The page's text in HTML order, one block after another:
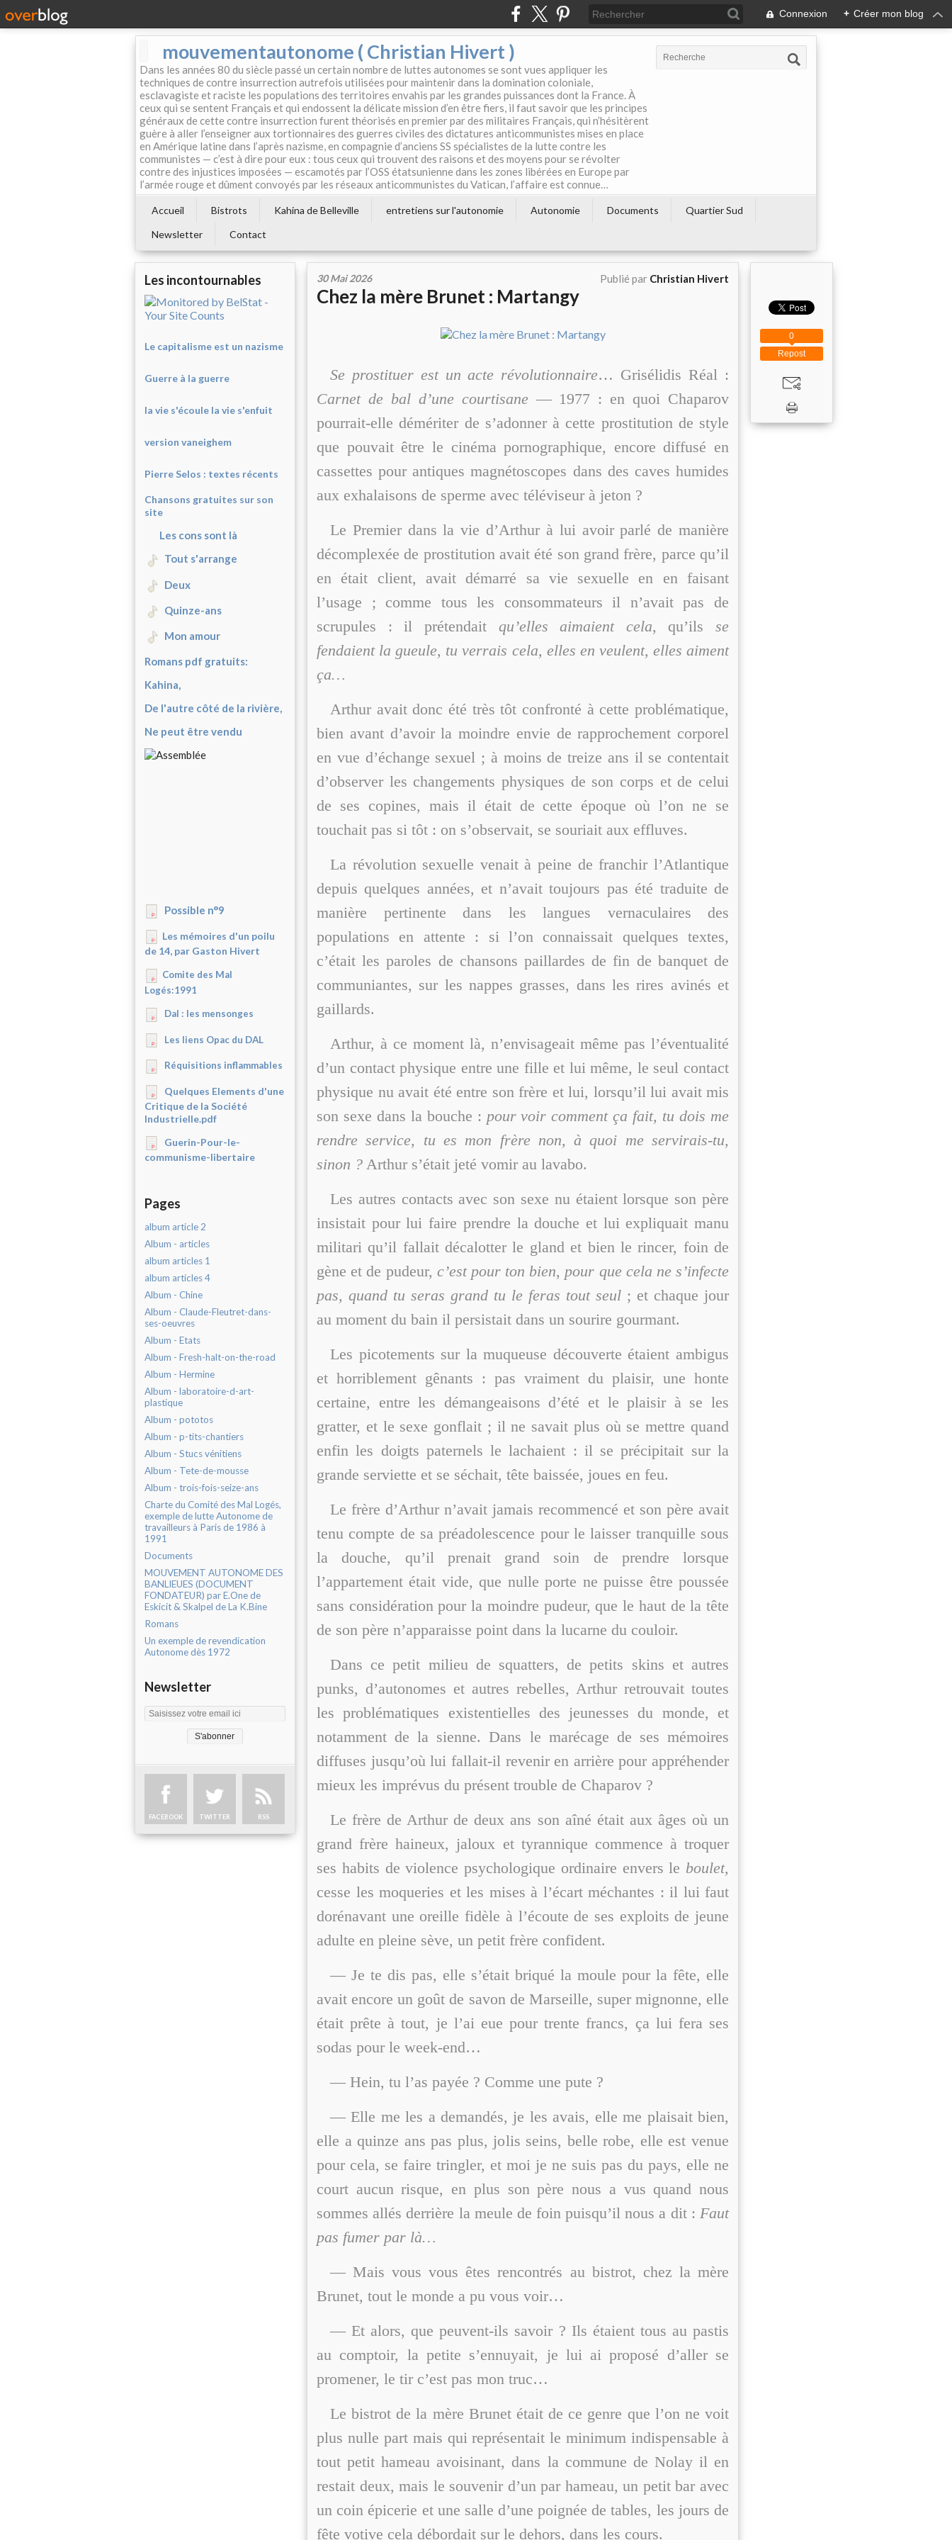
Connexion + Créer mon blog
mouvementautonome ( Christian Hivert )
Dans les années 80 du siècle passé un certain nombre de luttes autonomes se sont vues appliquer les
techniques de contre insurrection autrefois utilisées pour maintenir dans la domination coloniale,
esclavagiste et raciste les populations des territoires envahis par les grandes puissances dont la France. À
ceux qui se sentent Français et qui endossent la délicate mission d’en être fiers, il faut savoir que les principes
généraux de cette contre insurrection furent théorisés en premier par des militaires Français, qui n’hésitèrent
guère à aller l’enseigner aux tortionnaires des guerres civiles des dictatures anticommunistes mises en place
en Amérique latine dans l’après nazisme, en compagnie d’anciens SS spécialistes de la lutte contre les
communistes — c’est à dire pour eux : tous ceux qui trouvent des raisons et des moyens pour se révolter
contre des injustices imposées — escamotés par l’OSS étatsunienne dans les zones libérées en Europe par
l’armée rouge et dûment convoyés par les réseaux anticommunistes du Vatican, l’affaire est connue…
Accueil Bistrots Kahina de Belleville entretiens sur l'autonomie Autonomie Documents
Quartier Sud
Newsletter
Contact
Les incontournables
Le capitalisme est un nazisme
Guerre à la guerre
la vie s'écoule la vie s'enfuit
version vaneighem
Pierre Selos : textes récents
Chansons gratuites sur son
site
Les cons sont là
Tout s'arrange
Deux
Quinze-ans
Mon amour
Romans pdf gratuits:
Kahina,
De l'autre côté de la rivière,
Ne peut être vendu
Possible n°9
Les mémoires d'un poilu
de 14, par Gaston Hivert
Comite des Mal
Logés:1991
Dal : les mensonges
Les liens Opac du DAL
Réquisitions inflammables
Quelques Elements d'une
Critique de la Société
Industrielle.pdf
Guerin-Pour-le-
communisme-libertaire
Pages
album article 2
Album - articles
album articles 1
album articles 4
Album - Chine
Album - Claude-Fleutret-dans-
ses-oeuvres
Album - Etats
Album - Fresh-halt-on-the-road
Album - Hermine
Album - laboratoire-d-art-
plastique
Album - pototos
Album - p-tits-chantiers
Album - Stucs vénitiens
Album - Tete-de-mousse
Album - trois-fois-seize-ans
Charte du Comité des Mal Logés,
exemple de lutte Autonome de
travailleurs à Paris de 1986 à
1991
Documents
MOUVEMENT AUTONOME DES
BANLIEUES (DOCUMENT
FONDATEUR) par E.One de
Eskicit & Skalpel de La K.Bine
Romans
Un exemple de revendication
Autonome dès 1972
Newsletter
FACEBOOK TWITTER RSS
30 Mai 2026 Publié par Christian Hivert
Chez la mère Brunet : Martangy
Se prostituer est un acte révolutionnaire… Grisélidis Réal :
Carnet de bal d’une courtisane — 1977 : en quoi Chaparov
pourrait-elle démériter de s’adonner à cette prostitution de style
que pouvait être le cinéma pornographique, encore diffusé en
cassettes pour antiques magnétoscopes dans des caves humides
aux exhalaisons de sperme avec téléviseur à jeton ?
Le Premier dans la vie d’Arthur à lui avoir parlé de manière
décomplexée de prostitution avait été son grand frère, parce qu’il
en était client, avait démarré sa vie sexuelle en en faisant
l’usage ; comme tous les consommateurs il n’avait pas de
scrupules : il prétendait qu’elles aimaient cela, qu’ils se
fendaient la gueule, tu verrais cela, elles en veulent, elles aiment
ça…
Arthur avait donc été très tôt confronté à cette problématique,
bien avant d’avoir la moindre envie de rapprochement corporel
en vue d’échange sexuel ; à moins de treize ans il se contentait
d’observer les changements physiques de son corps et de celui
de ses copines, mais il était de cette époque où l’on ne se
touchait pas si tôt : on s’observait, se souriait aux effluves.
La révolution sexuelle venait à peine de franchir l’Atlantique
depuis quelques années, et n’avait toujours pas été traduite de
manière pertinente dans les langues vernaculaires des
populations en attente : si l’on connaissait quelques textes,
c’était les paroles de chansons paillardes de fin de banquet de
communiantes, sur les nappes grasses, dans les rires avinés et
gaillards.
Arthur, à ce moment là, n’envisageait même pas l’éventualité
d’un contact physique entre une fille et lui même, le seul contact
physique nu avait été entre son frère et lui, lorsqu’il lui avait mis
son sexe dans la bouche : pour voir comment ça fait, tu dois me
rendre service, tu es mon frère non, à quoi me servirais-tu,
sinon ? Arthur s’était jeté vomir au lavabo.
Les autres contacts avec son sexe nu étaient lorsque son père
insistait pour lui faire prendre la douche et lui expliquait manu
militari qu’il fallait décalotter le gland et bien le rincer, foin de
gène et de pudeur, c’est pour ton bien, pour que cela ne s’infecte
pas, quand tu seras grand tu le feras tout seul ; et chaque jour
au moment du bain il persistait dans un sourire gourmant.
Les picotements sur la muqueuse découverte étaient ambigus
et horriblement gênants : pas vraiment du plaisir, une honte
certaine, entre les démangeaisons d’été et le plaisir à se les
gratter, et le sexe gonflait ; il ne savait plus où se mettre quand
enfin les doigts paternels le lachaient : il se précipitait sur la
grande serviette et se séchait, tête baissée, joues en feu.
Le frère d’Arthur n’avait jamais recommencé et son père avait
tenu compte de sa préadolescence pour le laisser tranquille sous
la douche, qu’il prenait grand soin de prendre lorsque
l’appartement était vide, que nulle porte ne puisse être poussée
sans considération pour la moindre pudeur, que le haut de la tête
de son père n’apparaisse point dans la lucarne du couloir.
Dans ce petit milieu de squatters, de petits skins et autres
punks, d’autonomes et autres rebelles, Arthur retrouvait toutes
les problématiques existentielles des jeunesses du monde, et
notamment de la sienne. Dans le marécage de ses mémoires
diffuses jusqu’où lui fallait-il revenir en arrière pour appréhender
mieux les imprévus du présent trouble de Chaparov ?
Le frère de Arthur de deux ans son aîné était aux âges où un
grand frère haineux, jaloux et tyrannique commence à troquer
ses habits de violence psychologique ordinaire envers le boulet,
cesse les moqueries et les mises à l’écart méchantes : il lui faut
dorénavant une oreille fidèle à l’écoute de ses exploits de jeune
adulte en pleine sève, un petit frère confident.
— Je te dis pas, elle s’était briqué la moule pour la fête, elle
avait encore un goût de savon de Marseille, super mignonne, elle
était prête à tout, je l’ai eue pour trente francs, ça lui fera ses
sodas pour le week-end…
— Hein, tu l’as payée ? Comme une pute ?
— Elle me les a demandés, je les avais, elle me plaisait bien,
elle a quinze ans pas plus, jolis seins, belle robe, elle est venue
pour cela, se faire tringler, et moi je ne suis pas du pays, elle ne
court aucun risque, en plus son père nous a vus quand nous
sommes allés derrière la meule de foin puisqu’il nous a dit : Faut
pas fumer par là…
— Mais vous vous êtes rencontrés au bistrot, chez la mère
Brunet, tout le monde a pu vous voir…
— Et alors, que peuvent-ils savoir ? Ils étaient tous au pastis
au comptoir, la petite s’ennuyait, je lui ai proposé d’aller se
promener, le tir c’est pas mon truc…
Le bistrot de la mère Brunet était de ce genre que l’on ne voit
plus nulle part mais qui représentait le minimum indispensable à
tout petit hameau avoisinant, dans la commune de Nolay il en
restait deux, mais le souvenir d’un par hameau, un petit bar avec
un coin épicerie et une salle d’une poignée de tables, les jours de
fête votive cela débordait sur le dehors, dans les cours.
Repost
0